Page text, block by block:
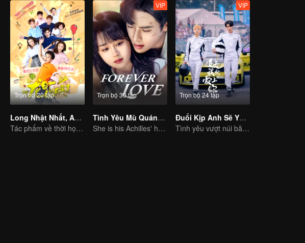
Trọn bộ 20 tập
Long Nhật Nhất, Anh Chết Chắc Rồi
Tác phẩm về thời học trò vẫn luôn có một sự thu hút riêng
Trọn bộ 30 tập
VIP
Tình Yêu Mù Quáng (Bản Tiếng Anh)
She is his Achilles' heel and his armor
Trọn bộ 24 tập
VIP
Đuổi Kịp Anh Sẽ Yêu Em
Tình yêu vượt núi băng biển, vinh quang sóng vai